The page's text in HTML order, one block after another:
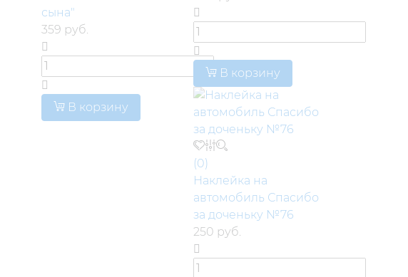
сына"
359 руб.
В корзину
В корзину
(0)
Наклейка на
автомобиль Спасибо
за доченьку №76
250 руб.